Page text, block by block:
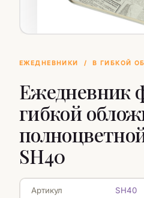
ЕЖЕДНЕВНИКИ / В ГИБКОЙ
Ежедневник
гибкой
SH40
Артикул SH40